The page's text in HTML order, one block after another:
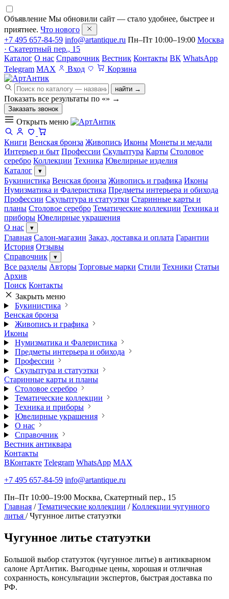
Объявление Мы обновили сайт — стало удобнее, быстрее и
приятнее. Что нового
+7 495 657-84-59 info@artantique.ru Пн–Пт 10:00–19:00 Москва
· Скатертный пер., 15
Каталог О нас Справочник Вестник Контакты ВК WhatsApp
Telegram MAX Вход Корзина
найти →
Показать все результаты по «» →
Заказать звонок
Открыть меню
Книги Венская бронза Живопись Иконы Монеты и медали
Интерьер и быт Профессии Скульптура Карты Столовое
серебро Коллекции Техника Ювелирные изделия
Каталог
▾
Букинистика Венская бронза Живопись и графика Иконы
Нумизматика и Фалеристика Предметы интерьера и обихода
Профессии Скульптура и статуэтки Старинные карты и
планы Столовое серебро Тематические коллекции Техника и
приборы Ювелирные украшения
О нас
▾
Главная Салон-магазин Заказ, доставка и оплата Гарантии
История Отзывы
Справочник
▾
Все разделы Авторы Торговые марки Стили Техники Статьи
Архив
Поиск Контакты
Закрыть меню
Букинистика
Венская бронза
Живопись и графика
Иконы
Нумизматика и Фалеристика
Предметы интерьера и обихода
Профессии
Скульптура и статуэтки
Старинные карты и планы
Столовое серебро
Тематические коллекции
Техника и приборы
Ювелирные украшения
О нас
Справочник
Вестник антиквара
Контакты
ВКонтакте Telegram WhatsApp MAX
+7 495 657-84-59 info@artantique.ru
Пн–Пт 10:00–19:00 Москва, Скатертный пер., 15
Главная / Тематические коллекции / Коллекции чугунного
литья / Чугунное литье статуэтки
Чугунное литье статуэтки
Большой выбор статуэток (чугунное литье) в антикварном
салоне АртАнтик. Выгодные цены, хорошая и отличная
сохранность, консультации экспертов, быстрая доставка по
РФ.